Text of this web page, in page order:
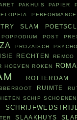
PAKHUIS PAPIER
PERFORMANCE
SLAM
POPPODIUM POST
PROZAÏSCH
RECHTEN REMCO
HOEVEN ROKEN
ROTTERDAM
RUIMTE
SCHIP SCHOENEN
SLAAKHUYS